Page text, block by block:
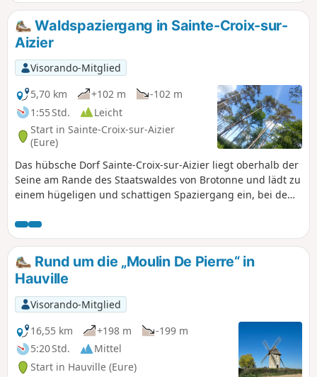
Wanderung führt durch das Dorf, aber auch durch
wunderschöne Wälder und typisch normannische Weiler
und bietet schöne Ausblicke auf die Seine.
Waldspaziergang in Sainte-Croix-sur-
Aizier
Visorando-Mitglied
5,70 km
+102 m
-102 m
1:55 Std.
Leicht
Start in Sainte-Croix-sur-Aizier
(Eure)
Das hübsche Dorf Sainte-Croix-sur-Aizier liegt oberhalb der
Seine am Rande des Staatswaldes von Brotonne und lädt zu
einem hügeligen und schattigen Spaziergang ein, bei dem
der großen Buchen abwechselt.
Rund um die „Moulin De Pierre“ in
Hauville
Visorando-Mitglied
16,55 km
+198 m
-199 m
5:20 Std.
Mittel
Start in Hauville (Eure)